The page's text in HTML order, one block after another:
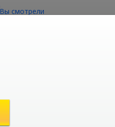
Вы смотрели